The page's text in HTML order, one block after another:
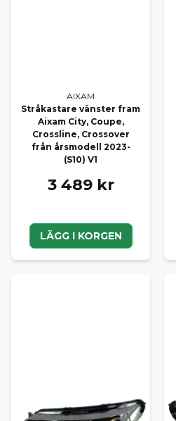
AIXAM
Stråkastare vänster fram
Aixam City, Coupe,
Crossline, Crossover
från årsmodell 2023-
(S10) V1
3 489 kr
LÄGG I KORGEN